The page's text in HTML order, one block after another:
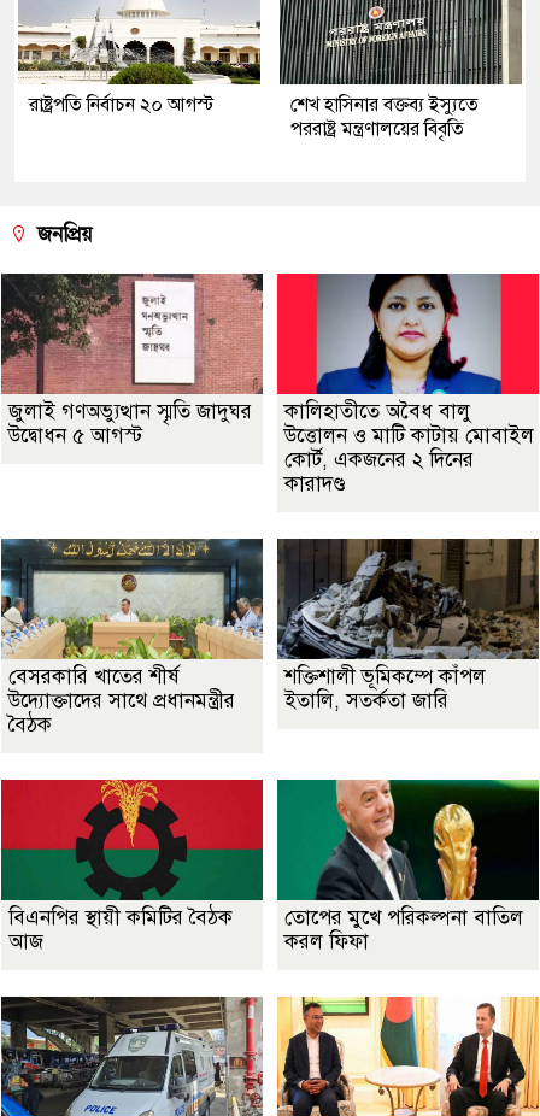
রাষ্ট্রপতি নির্বাচন ২০ আগস্ট
শেখ হাসিনার বক্তব্য ইস্যুতে
পররাষ্ট্র মন্ত্রণালয়ের বিবৃতি
জনপ্রিয়
জুলাই গণঅভ্যুত্থান স্মৃতি জাদুঘর
উদ্বোধন ৫ আগস্ট
কালিহাতীতে অবৈধ বালু
উত্তোলন ও মাটি কাটায় মোবাইল
কোর্ট, একজনের ২ দিনের
কারাদণ্ড
বেসরকারি খাতের শীর্ষ
উদ্যোক্তাদের সাথে প্রধানমন্ত্রীর
বৈঠক
শক্তিশালী ভূমিকম্পে কাঁপল
ইতালি, সতর্কতা জারি
বিএনপির স্থায়ী কমিটির বৈঠক
আজ
তোপের মুখে পরিকল্পনা বাতিল
করল ফিফা